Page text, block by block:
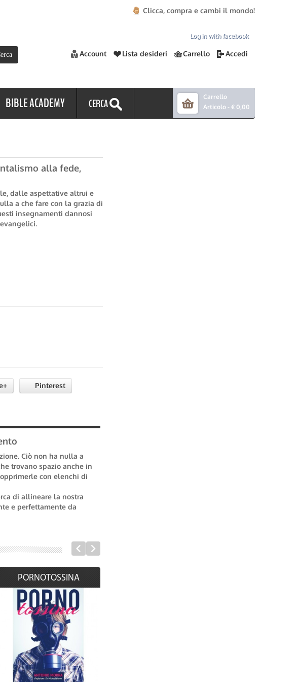
Carrello
Articolo - € 0,00
Clicca, compra e cambi il mondo!
Account Lista desideri Carrello Accedi
Log in with facebook
BIBLE ACADEMY CERCA
alla fede,
dalle aspettative altrui e
a che fare con la grazia di
insegnamenti dannosi
Pinterest
Ciò non ha nulla a
trovano spazio anche in
con elenchi di
di allineare la nostra
e perfettamente da
PORNOTOSSINA